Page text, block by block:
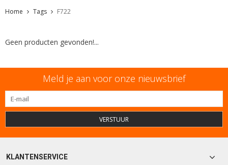
Home Tags F722
Geen producten gevonden!...
Meld je aan voor onze nieuwsbrief
VERSTUUR
KLANTENSERVICE